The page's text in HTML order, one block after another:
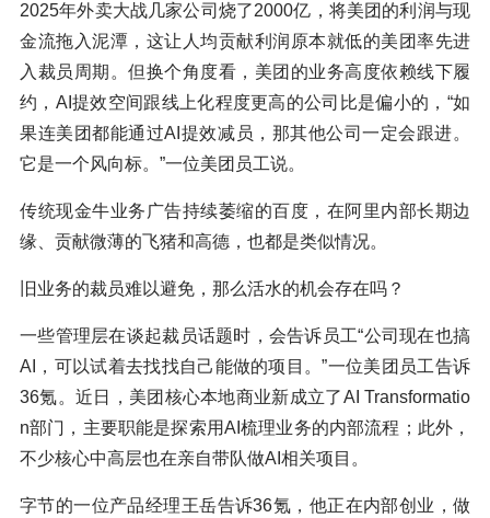
2025年外卖大战几家公司烧了2000亿，将美团的利润与现
金流拖入泥潭，这让人均贡献利润原本就低的美团率先进
入裁员周期。但换个角度看，美团的业务高度依赖线下履
约，AI提效空间跟线上化程度更高的公司比是偏小的，“如
果连美团都能通过AI提效减员，那其他公司一定会跟进。
它是一个风向标。”一位美团员工说。
传统现金牛业务广告持续萎缩的百度，在阿里内部长期边
缘、贡献微薄的飞猪和高德，也都是类似情况。
旧业务的裁员难以避免，那么活水的机会存在吗？
一些管理层在谈起裁员话题时，会告诉员工“公司现在也搞
AI，可以试着去找找自己能做的项目。”一位美团员工告诉
36氪。近日，美团核心本地商业新成立了AI Transformatio
n部门，主要职能是探索用AI梳理业务的内部流程；此外，
不少核心中高层也在亲自带队做AI相关项目。
字节的一位产品经理王岳告诉36氪，他正在内部创业，做